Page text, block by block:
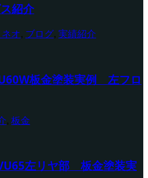
紹介
オ, ブログ, 実績紹介
板金塗装実例 左フロ
, 板金
左リヤ部 板金塗装実